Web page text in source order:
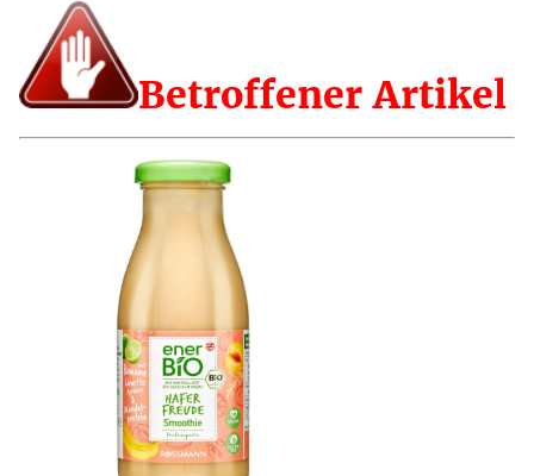
Betroffener Artikel